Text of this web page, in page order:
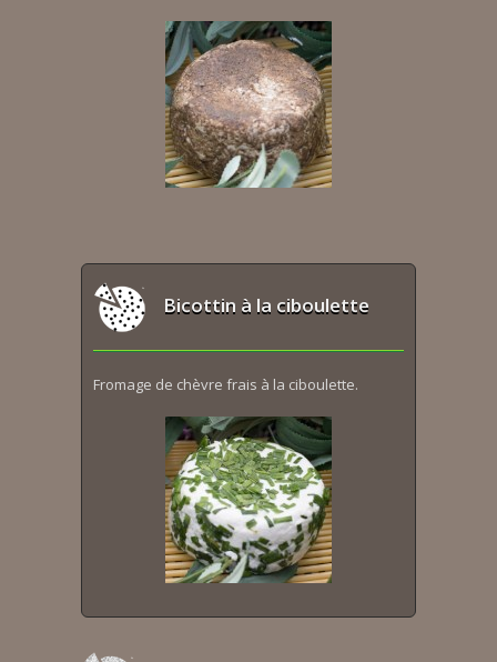
Bicottin à la ciboulette
Fromage de chèvre frais à la ciboulette.